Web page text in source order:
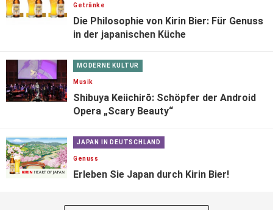
Getränke
Die Philosophie von Kirin Bier: Für Genuss
in der japanischen Küche
MODERNE KULTUR
Musik
Shibuya Keiichirō: Schöpfer der Android
Opera „Scary Beauty“
JAPAN IN DEUTSCHLAND
Genuss
Erleben Sie Japan durch Kirin Bier!